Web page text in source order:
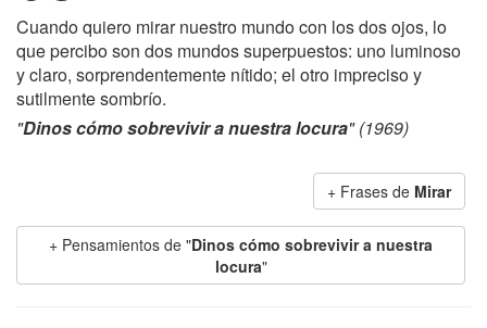
Cuando quiero mirar nuestro mundo con los dos ojos, lo
que percibo son dos mundos superpuestos: uno luminoso
y claro, sorprendentemente nítido; el otro impreciso y
sutilmente sombrío.
"Dinos cómo sobrevivir a nuestra locura" (1969)
+ Frases de Mirar
+ Pensamientos de "Dinos cómo sobrevivir a nuestra
locura"